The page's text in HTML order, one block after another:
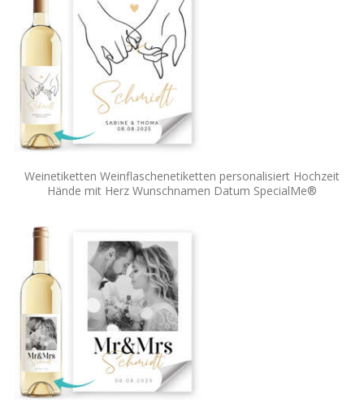
Weinetiketten Weinflaschenetiketten personalisiert Hochzeit
Hände mit Herz Wunschnamen Datum SpecialMe®